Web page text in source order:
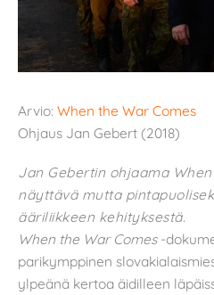
Arvio: When the War Comes
Ohjaus Jan Gebert (2018)
Jan Gebertin ohjaama
näyttävä mutta
ääriliikkeen kehityksestä.
When the War Comes -
parikymppinen
ylpeänä kertoa äidilleen